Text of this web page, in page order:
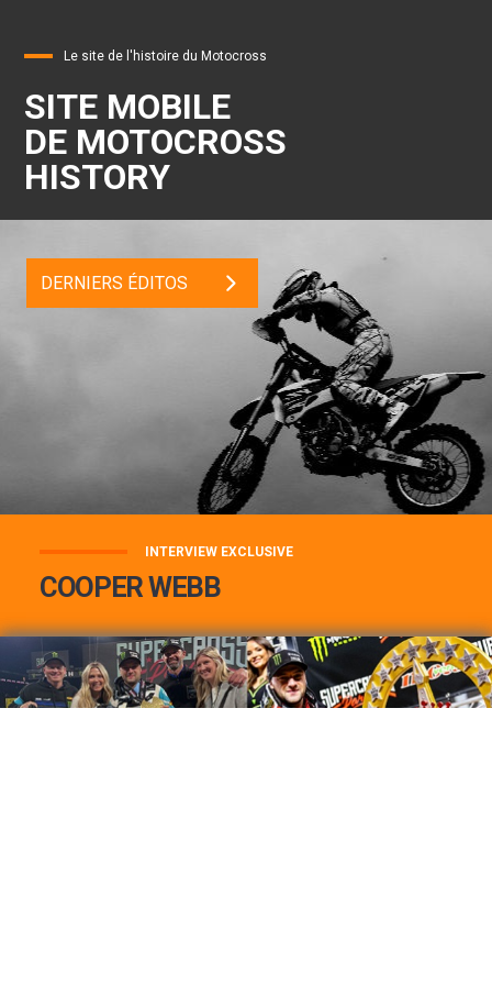
Le site de l'histoire du Motocross
SITE MOBILE
DE MOTOCROSS
HISTORY
DERNIERS ÉDITOS
INTERVIEW EXCLUSIVE
COOPER WEBB